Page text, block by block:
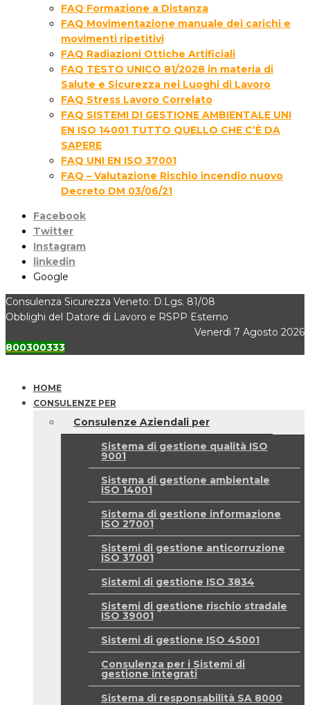
FAQ Formazione a Distanza
FAQ Movimentazione manuale dei carichi e
movimenti ripetitivi
FAQ Radiazioni Ottiche Artificiali
FAQ TESTO UNICO 81/2028 in materia di
Salute e Sicurezza nei Luoghi di Lavoro
FAQ Stress Lavoro Correlato
FAQ SISTEMI DI GESTIONE AMBIENTALE UNI
EN ISO 14001 TUTTO QUELLO CHE C’È DA
SAPERE
FAQ UNI EN ISO 37001
FAQ – Valutazione Rischio incendio nuovo
Decreto DM 03/06/21
Facebook
Twitter
Instagram
linkedin
Google
Consulenza Sicurezza Veneto: D.Lgs. 81/08
Obblighi del Datore di Lavoro e RSPP Esterno
Venerdì 7 Agosto 2026
800300333
HOME
CONSULENZE PER
Consulenze Aziendali per
Sistema di gestione qualità ISO
9001
Sistema di gestione ambientale
ISO 14001
Sistema di gestione informazione
ISO 27001
Sistemi di gestione anticorruzione
ISO 37001
Sistemi di gestione ISO 3834
Sistemi di gestione rischio stradale
ISO 39001
Sistemi di gestione ISO 45001
Consulenza per i Sistemi di
gestione integrati
Sistema di responsabilità SA 8000